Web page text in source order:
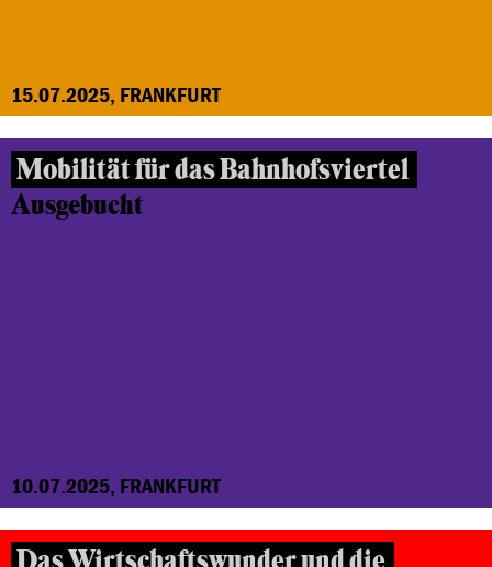
15.07.2025, FRANKFURT
Mobilität für das Bahnhofsviertel
Ausgebucht
10.07.2025, FRANKFURT